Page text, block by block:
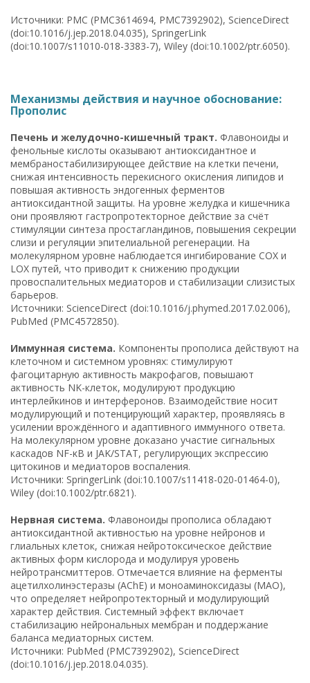
Источники: PMC (PMC3614694, PMC7392902), ScienceDirect
(doi:10.1016/j.jep.2018.04.035), SpringerLink
(doi:10.1007/s11010-018-3383-7), Wiley (doi:10.1002/ptr.6050).
Механизмы действия и научное обоснование:
Прополис
Печень и желудочно-кишечный тракт. Флавоноиды и
фенольные кислоты оказывают антиоксидантное и
мембраностабилизирующее действие на клетки печени,
снижая интенсивность перекисного окисления липидов и
повышая активность эндогенных ферментов
антиоксидантной защиты. На уровне желудка и кишечника
они проявляют гастропротекторное действие за счёт
стимуляции синтеза простагландинов, повышения секреции
слизи и регуляции эпителиальной регенерации. На
молекулярном уровне наблюдается ингибирование COX и
LOX путей, что приводит к снижению продукции
провоспалительных медиаторов и стабилизации слизистых
барьеров.
Источники: ScienceDirect (doi:10.1016/j.phymed.2017.02.006),
PubMed (PMC4572850).
Иммунная система. Компоненты прополиса действуют на
клеточном и системном уровнях: стимулируют
фагоцитарную активность макрофагов, повышают
активность NK-клеток, модулируют продукцию
интерлейкинов и интерферонов. Взаимодействие носит
модулирующий и потенцирующий характер, проявляясь в
усилении врождённого и адаптивного иммунного ответа.
На молекулярном уровне доказано участие сигнальных
каскадов NF-κB и JAK/STAT, регулирующих экспрессию
цитокинов и медиаторов воспаления.
Источники: SpringerLink (doi:10.1007/s11418-020-01464-0),
Wiley (doi:10.1002/ptr.6821).
Нервная система. Флавоноиды прополиса обладают
антиоксидантной активностью на уровне нейронов и
глиальных клеток, снижая нейротоксическое действие
активных форм кислорода и модулируя уровень
нейротрансмиттеров. Отмечается влияние на ферменты
ацетилхолинэстеразы (AChE) и моноаминоксидазы (МАО),
что определяет нейропротекторный и модулирующий
характер действия. Системный эффект включает
стабилизацию нейрональных мембран и поддержание
баланса медиаторных систем.
Источники: PubMed (PMC7392902), ScienceDirect
(doi:10.1016/j.jep.2018.04.035).